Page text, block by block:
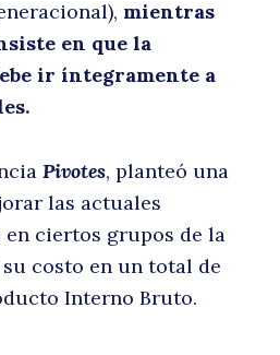
mientras
en que la
ir íntegramente a
Pivotes, planteó una
las actuales
en ciertos grupos de la
costo en un total de
Interno Bruto.